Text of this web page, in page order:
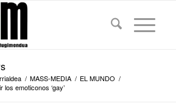
/ MASS-MEDIA / EL MUNDO /
emoticonos ‘gay’